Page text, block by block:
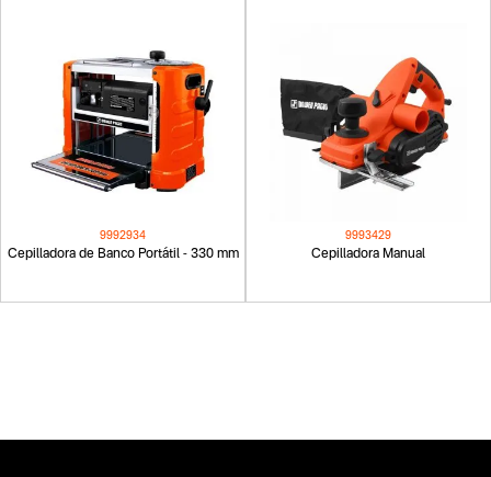
Cepilladora de Banco Portátil - 330 mm
9992934
Cepilladora Manual
9993429